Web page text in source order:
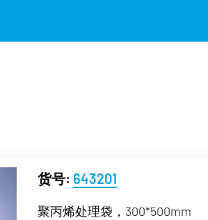
货号: 643201
聚丙烯处理袋，300*500mm